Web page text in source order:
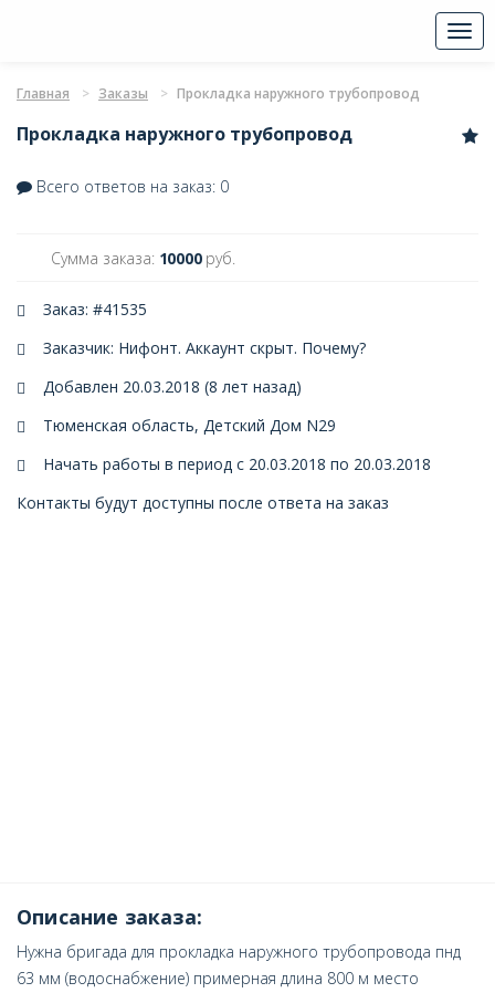
Главная Заказы Прокладка наружного трубопровод
Прокладка наружного трубопровод
Всего ответов на заказ: 0
Сумма заказа: 10000 руб.
Заказ: #41535
Заказчик: Нифонт. Аккаунт скрыт. Почему?
Добавлен 20.03.2018 (8 лет назад)
Тюменская область, Детский Дом N29
Начать работы в период с 20.03.2018 по 20.03.2018
Контакты будут доступны после ответа на заказ
Описание заказа:
Нужна бригада для прокладка наружного трубопровода пнд
63 мм (водоснабжение) примерная длина 800 м место